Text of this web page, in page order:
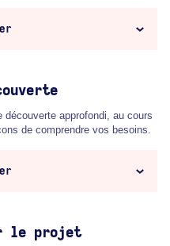
découverte approfondi, au cours
de comprendre vos besoins.
le projet